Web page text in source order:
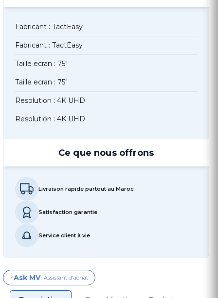
Fabricant : TactEasy
Fabricant : TactEasy
Taille ecran : 75"
Taille ecran : 75"
Resolution : 4K UHD
Resolution : 4K UHD
Ce que nous offrons
Livraison rapide partout au Maroc
Satisfaction garantie
Service client à vie
⚡Ask MV- Assistant d'achat